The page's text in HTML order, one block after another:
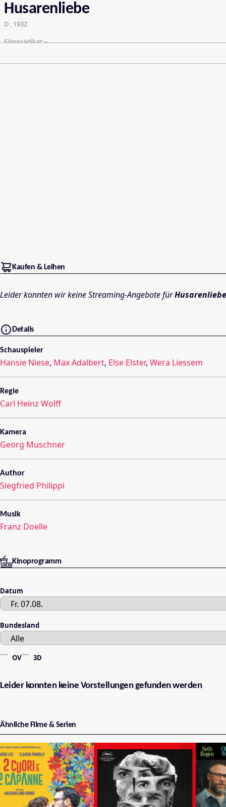
Husarenliebe
D , 1932
Filmprädikat:-
Kaufen & Leihen
Leider konnten wir keine Streaming-Angebote fürHusarenliebe
Details
Schauspieler
Hansie Niese, Max Adalbert, Else Elster, Wera Liessem
Regie
Carl Heinz Wolff
Kamera
Georg Muschner
Author
Siegfried Philippi
Musik
Franz Doelle
Kinoprogramm
Datum
Bundesland
OV 3D
Leider konnten keine Vorstellungen gefunden werden
Ähnliche Filme & Serien